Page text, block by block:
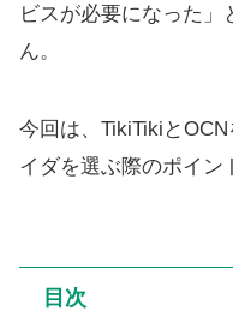
ビスが必要になった
ん。
今回は、TikiTikiと
イダを選ぶ際のポイン
目次